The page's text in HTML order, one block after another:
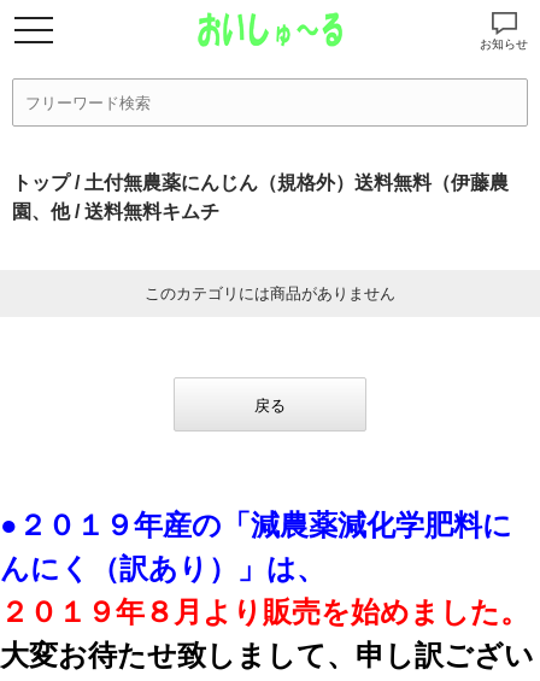
お知らせ
トップ/ 土付無農薬にんじん（規格外）送料無料（伊藤農
園、他/ 送料無料キムチ
このカテゴリには商品がありません
戻る
●２０１９年産の「減農薬減化学肥料に
んにく（訳あり）」は、
２０１９年８月より販売を始めました。
大変お待たせ致しまして、申し訳ござい